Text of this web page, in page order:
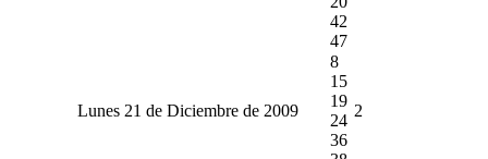
42
47
Lunes 21 de Diciembre de 2009
8
15
19
24
36
2